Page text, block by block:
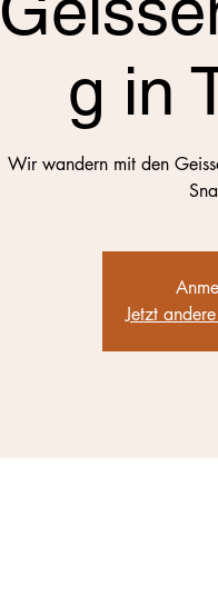
g in
Wir wandern mit den
Jetzt